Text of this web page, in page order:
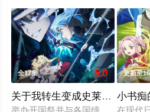
全17集 5.0
关于我转生变成史莱姆这档事
更新至
小书痴